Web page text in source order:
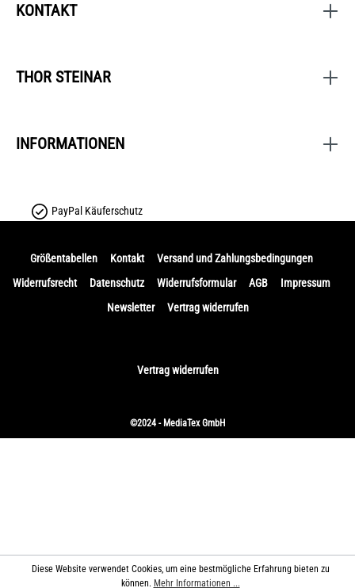
KONTAKT
THOR STEINAR
INFORMATIONEN
PayPal Käuferschutz
Größentabellen Kontakt
Versand und Zahlungsbedingungen
Widerrufsrecht
Datenschutz Widerrufsformular AGB
Impressum
Newsletter
Vertrag widerrufen
Vertrag widerrufen
©2024 - MediaTex GmbH
Diese Website verwendet Cookies, um eine bestmögliche Erfahrung bieten zu
können. Mehr Informationen ...